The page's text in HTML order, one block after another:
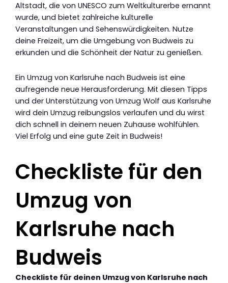
Altstadt, die von UNESCO zum Weltkulturerbe ernannt
wurde, und bietet zahlreiche kulturelle
Veranstaltungen und Sehenswürdigkeiten. Nutze
deine Freizeit, um die Umgebung von Budweis zu
erkunden und die Schönheit der Natur zu genießen.
Ein Umzug von Karlsruhe nach Budweis ist eine
aufregende neue Herausforderung. Mit diesen Tipps
und der Unterstützung von Umzug Wolf aus Karlsruhe
wird dein Umzug reibungslos verlaufen und du wirst
dich schnell in deinem neuen Zuhause wohlfühlen.
Viel Erfolg und eine gute Zeit in Budweis!
Checkliste für den
Umzug von
Karlsruhe nach
Budweis
Checkliste für deinen Umzug von Karlsruhe nach